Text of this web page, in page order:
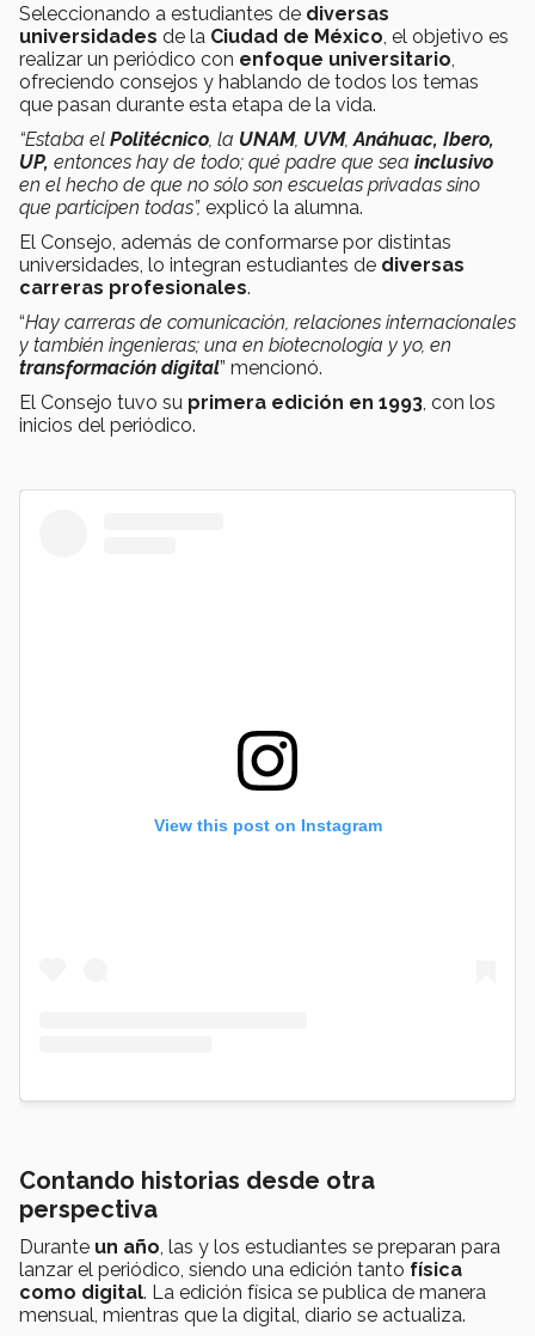
Seleccionando a estudiantes de diversas
universidades de la Ciudad de México , el objetivo es
realizar un periódico con enfoque universitario
ofreciendo consejos y hablando de todos los temas
que pasan durante esta etapa de la vida.
“Estaba el Politécnico , la UNAM, UVM, Anáhuac, Ibero,
UP, entonces hay de todo; qué padre que sea inclusivo
en el hecho de que no sólo son escuelas privadas sino
que participen todas”, explicó la alumna.
El Consejo, además de conformarse por distintas
universidades, lo integran estudiantes de diversas
carreras profesionales.
“Hay carreras de comunicación, relaciones internacionales
y también ingenieras; una en biotecnología y yo, en
transformación digital” mencionó.
El Consejo tuvo su primera edición en 1993 , con los
inicios del periódico.
View this post on Instagram
Contando historias desde otra
perspectiva
Durante un año, las y los estudiantes se preparan para
lanzar el periódico, siendo una edición tanto física
como digital. La edición física se publica de manera
mensual, mientras que la digital, diario se actualiza.